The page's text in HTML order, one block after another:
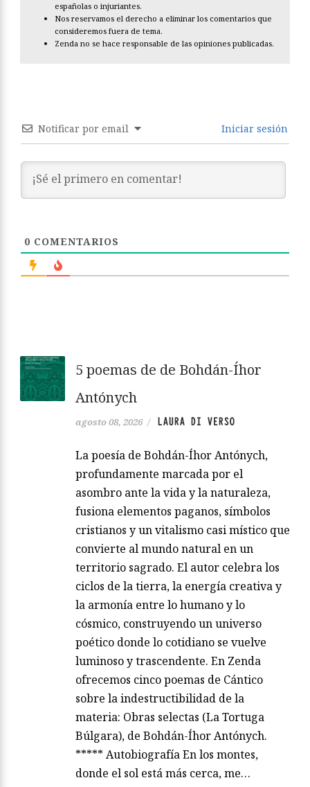
españolas o injuriantes.
Nos reservamos el derecho a eliminar los comentarios que
consideremos fuera de tema.
Zenda no se hace responsable de las opiniones publicadas.
Notificar por email Iniciar sesión
0 COMENTARIOS
5 poemas de de Bohdán-Íhor
Antónych
agosto 08, 2026 / LAURA DI VERSO
La poesía de Bohdán-Íhor Antónych,
profundamente marcada por el
asombro ante la vida y la naturaleza,
fusiona elementos paganos, símbolos
cristianos y un vitalismo casi místico que
convierte al mundo natural en un
territorio sagrado. El autor celebra los
ciclos de la tierra, la energía creativa y
la armonía entre lo humano y lo
cósmico, construyendo un universo
poético donde lo cotidiano se vuelve
luminoso y trascendente. En Zenda
ofrecemos cinco poemas de Cántico
sobre la indestructibilidad de la
materia: Obras selectas (La Tortuga
Búlgara), de Bohdán-Íhor Antónych.
***** Autobiografía En los montes,
donde el sol está más cerca, me…